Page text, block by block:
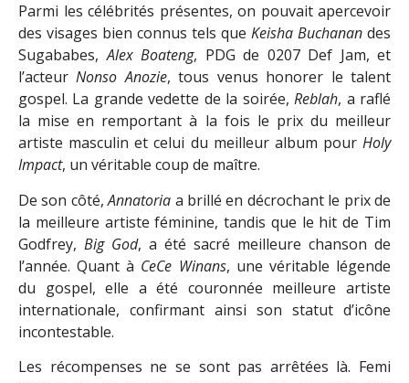
Parmi les célébrités présentes, on pouvait apercevoir
des visages bien connus tels que Keisha Buchanan des
Sugababes,Alex Boateng, PDG de 0207 Def Jam, et
l’acteurNonso Anozie, tous venus honorer le talent
gospel. La grande vedette de la soirée,Reblah, a raflé
la mise en remportant à la fois le prix du meilleur
artiste masculin et celui du meilleur album pour Holy
Impact, un véritable coup de maître.
De son côté,Annatoria a brillé en décrochant le prix de
la meilleure artiste féminine, tandis que le hit de Tim
Godfrey, Big God, a été sacré meilleure chanson de
l’année. Quant à CeCe Winans, une véritable légende
du gospel, elle a été couronnée meilleure artiste
internationale, confirmant ainsi son statut d’icône
incontestable.
Les récompenses ne se sont pas arrêtées là. Femi